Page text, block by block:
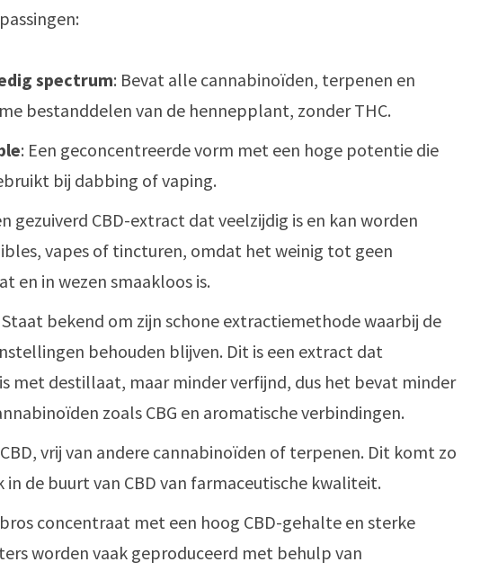
spectrum: Bevat alle cannabinoïden, terpenen en
bestanddelen van de hennepplant, zonder THC.
: Een geconcentreerde vorm met een hoge potentie die
bij dabbing of vaping.
gezuiverd CBD-extract dat veelzijdig is en kan worden
vapes of tincturen, omdat het weinig tot geen
en in wezen smaakloos is.
Staat bekend om zijn schone extractiemethode waarbij de
behouden blijven. Dit is een extract dat
met destillaat, maar minder verfijnd, dus het bevat minder
zoals CBG en aromatische verbindingen.
vrij van andere cannabinoïden of terpenen. Dit komt zo
de buurt van CBD van farmaceutische kwaliteit.
bros concentraat met een hoog CBD-gehalte en sterke
worden vaak geproduceerd met behulp van